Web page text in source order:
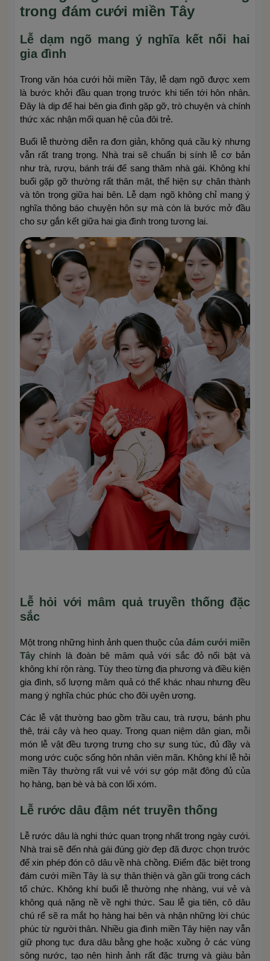
trong đám cưới miền Tây
Lễ dạm ngõ mang ý nghĩa kết nối hai
gia đình
Trong văn hóa cưới hỏi miền Tây, lễ dạm ngõ được xem
là bước khởi đầu quan trọng trước khi tiến tới hôn nhân.
Đây là dịp để hai bên gia đình gặp gỡ, trò chuyện và chính
thức xác nhận mối quan hệ của đôi trẻ.
Buổi lễ thường diễn ra đơn giản, không quá cầu kỳ nhưng
vẫn rất trang trọng. Nhà trai sẽ chuẩn bị sính lễ cơ bản
như trà, rượu, bánh trái để sang thăm nhà gái. Không khí
buổi gặp gỡ thường rất thân mật, thể hiện sự chân thành
và tôn trọng giữa hai bên. Lễ dạm ngõ không chỉ mang ý
nghĩa thông báo chuyện hôn sự mà còn là bước mở đầu
cho sự gắn kết giữa hai gia đình trong tương lai.
Lễ hỏi với mâm quả truyền thống đặc
sắc
Một trong những hình ảnh quen thuộc của đám cưới miền
Tây chính là đoàn bê mâm quả với sắc đỏ nổi bật và
không khí rộn ràng. Tùy theo từng địa phương và điều kiện
gia đình, số lượng mâm quả có thể khác nhau nhưng đều
mang ý nghĩa chúc phúc cho đôi uyên ương.
Các lễ vật thường bao gồm trầu cau, trà rượu, bánh phu
thê, trái cây và heo quay. Trong quan niệm dân gian, mỗi
món lễ vật đều tượng trưng cho sự sung túc, đủ đầy và
mong ước cuộc sống hôn nhân viên mãn. Không khí lễ hỏi
miền Tây thường rất vui vẻ với sự góp mặt đông đủ của
họ hàng, bạn bè và bà con lối xóm.
Lễ rước dâu đậm nét truyền thống
Lễ rước dâu là nghi thức quan trọng nhất trong ngày cưới.
Nhà trai sẽ đến nhà gái đúng giờ đẹp đã được chọn trước
để xin phép đón cô dâu về nhà chồng. Điểm đặc biệt trong
đám cưới miền Tây là sự thân thiện và gần gũi trong cách
tổ chức. Không khí buổi lễ thường nhẹ nhàng, vui vẻ và
không quá nặng nề về nghi thức. Sau lễ gia tiên, cô dâu
chú rể sẽ ra mắt họ hàng hai bên và nhận những lời chúc
phúc từ người thân. Nhiều gia đình miền Tây hiện nay vẫn
giữ phong tục đưa dâu bằng ghe hoặc xuồng ở các vùng
sông nước, tạo nên hình ảnh rất đặc trưng và giàu bản